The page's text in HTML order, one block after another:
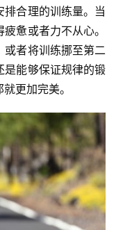
合理的训练量。当
惫或者力不从心。
或者将训练挪至第二
是能够保证规律的锻
更加完美。